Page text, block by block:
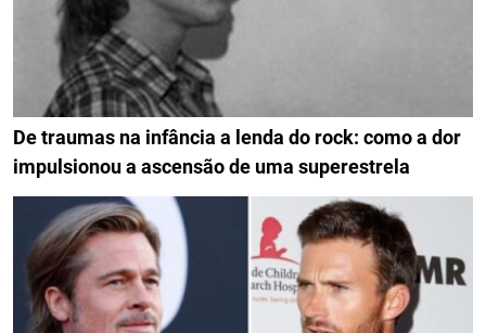
De traumas na infância a lenda do rock: como a dor
impulsionou a ascensão de uma superestrela